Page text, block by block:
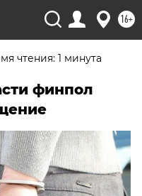
16+
чтения: 1 минута
финпол